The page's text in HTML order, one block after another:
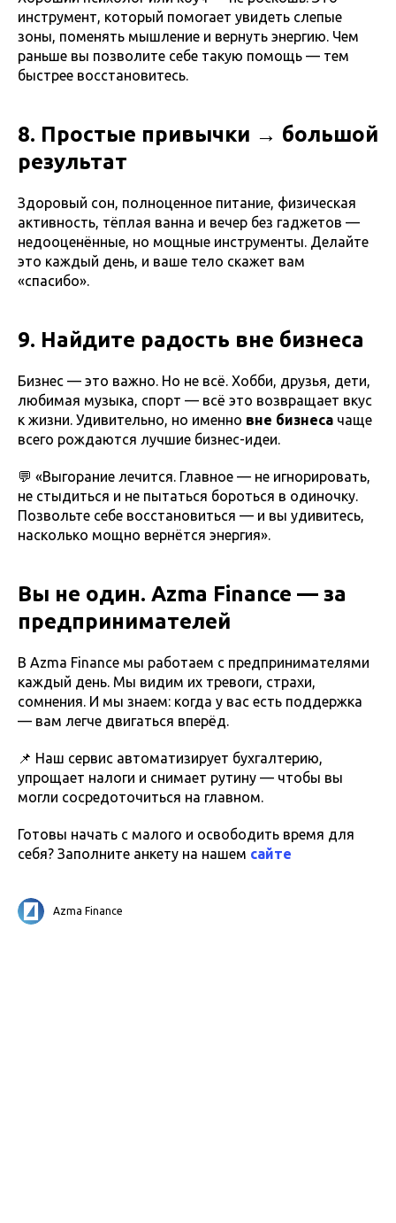
инструмент, который помогает увидеть слепые
зоны, поменять мышление и вернуть энергию. Чем
раньше вы позволите себе такую помощь — тем
быстрее восстановитесь.
8. Простые привычки → большой
результат
Здоровый сон, полноценное питание, физическая
активность, тёплая ванна и вечер без гаджетов —
недооценённые, но мощные инструменты. Делайте
это каждый день, и ваше тело скажет вам
«спасибо».
9. Найдите радость вне бизнеса
Бизнес — это важно. Но не всё. Хобби, друзья, дети,
любимая музыка, спорт — всё это возвращает вкус
к жизни. Удивительно, но именно вне бизнеса чаще
всего рождаются лучшие бизнес-идеи.
💬 «Выгорание лечится. Главное — не игнорировать,
не стыдиться и не пытаться бороться в одиночку.
Позвольте себе восстановиться — и вы удивитесь,
насколько мощно вернётся энергия».
Вы не один. Azma Finance — за
предпринимателей
В Azma Finance мы работаем с предпринимателями
каждый день. Мы видим их тревоги, страхи,
сомнения. И мы знаем: когда у вас есть поддержка
— вам легче двигаться вперёд.
📌 Наш сервис автоматизирует бухгалтерию,
упрощает налоги и снимает рутину — чтобы вы
могли сосредоточиться на главном.
Готовы начать с малого и освободить время для
себя? Заполните анкету на нашем сайте
Azma Finance